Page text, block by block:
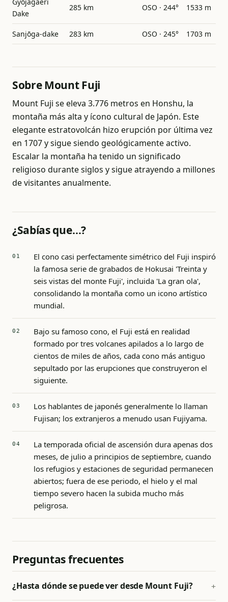
Dake
285 km OSO · 244° 1533 m
Sanjōga-dake 283 km OSO · 245° 1703 m
Sobre Mount Fuji
Mount Fuji se eleva 3.776 metros en Honshu, la
montaña más alta y ícono cultural de Japón. Este
elegante estratovolcán hizo erupción por última vez
en 1707 y sigue siendo geológicamente activo.
Escalar la montaña ha tenido un significado
religioso durante siglos y sigue atrayendo a millones
de visitantes anualmente.
¿Sabías que…?
El cono casi perfectamente simétrico del Fuji inspiró
la famosa serie de grabados de Hokusai 'Treinta y
seis vistas del monte Fuji', incluida 'La gran ola',
consolidando la montaña como un icono artístico
mundial.
Bajo su famoso cono, el Fuji está en realidad
formado por tres volcanes apilados a lo largo de
cientos de miles de años, cada cono más antiguo
sepultado por las erupciones que construyeron el
siguiente.
Los hablantes de japonés generalmente lo llaman
Fujisan; los extranjeros a menudo usan Fujiyama.
La temporada oficial de ascensión dura apenas dos
meses, de julio a principios de septiembre, cuando
los refugios y estaciones de seguridad permanecen
abiertos; fuera de ese periodo, el hielo y el mal
tiempo severo hacen la subida mucho más
peligrosa.
Preguntas frecuentes
¿Hasta dónde se puede ver desde Mount Fuji?